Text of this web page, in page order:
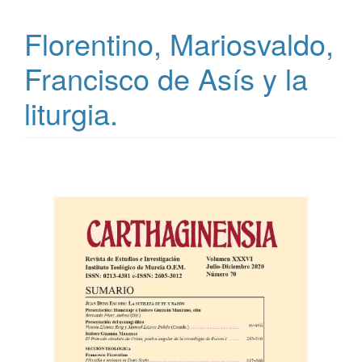
Florentino, Mariosvaldo,
Francisco de Asís y la
liturgia.